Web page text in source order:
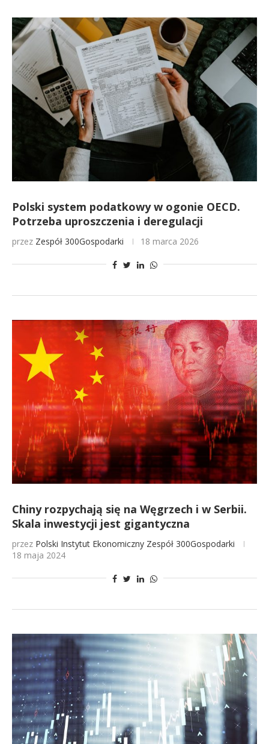
Polski system podatkowy w ogonie OECD.
Potrzeba uproszczenia i deregulacji
przez Zespół 300Gospodarki 18 marca 2026
Chiny rozpychają się na Węgrzech i w Serbii.
Skala inwestycji jest gigantyczna
przez Polski Instytut Ekonomiczny Zespół 300Gospodarki
18 maja 2024